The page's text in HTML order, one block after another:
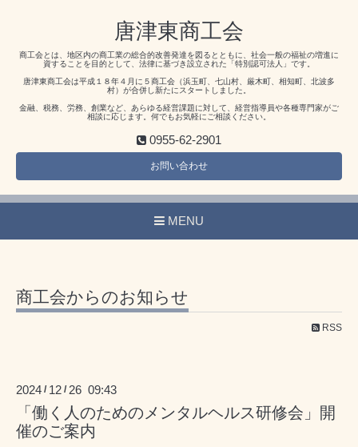
唐津東商工会
商工会とは、地区内の商工業の総合的改善発達を図るとともに、社会一般の福祉の増進に
資することを目的として、法律に基づき設立された「特別認可法人」です。
唐津東商工会は平成１８年４月に５商工会（浜玉町、七山村、厳木町、相知町、北波多
村）が合併し新たにスタートしました。
金融、税務、労務、創業など、あらゆる経営課題に対して、経営指導員や各種専門家がご
相談に応じます。何でもお気軽にご相談ください。
0955-62-2901
お問い合わせ
MENU
商工会からのお知らせ
RSS
2024 / 12 / 26 09:43
「働く人のためのメンタルヘルス研修会」開
催のご案内